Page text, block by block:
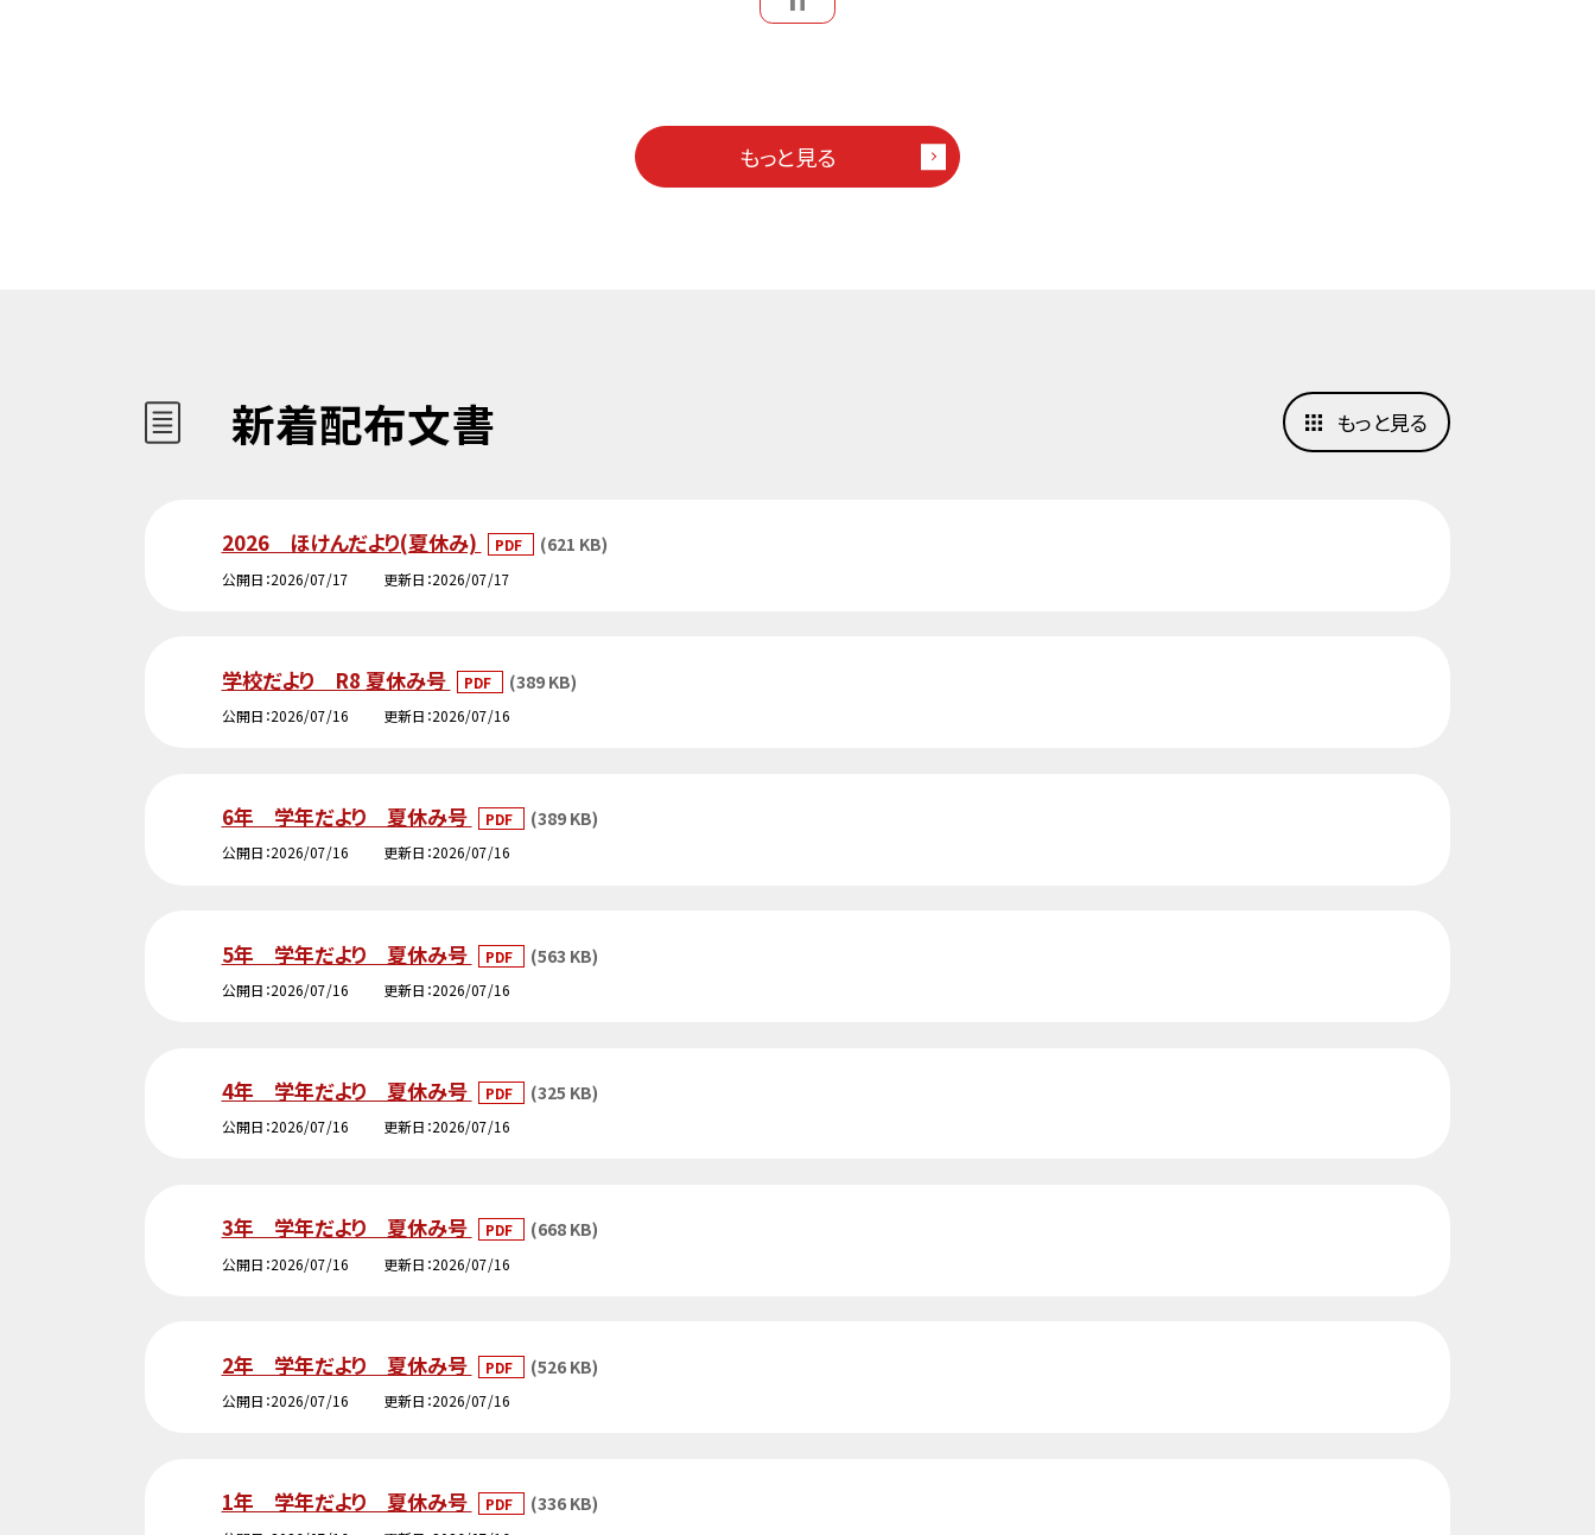
もっと見る
新着配布文書
2026 ほけんだより(夏休み) PDF (621 KB)
公開日 2026/07/17 更新日 2026/07/17
学校だより R8 夏休み号 PDF (389 KB)
公開日 2026/07/16 更新日 2026/07/16
6年 学年だより 夏休み号 PDF (389 KB)
公開日 2026/07/16 更新日 2026/07/16
5年 学年だより 夏休み号 PDF (563 KB)
公開日 2026/07/16 更新日 2026/07/16
4年 学年だより 夏休み号 PDF (325 KB)
公開日 2026/07/16 更新日 2026/07/16
3年 学年だより 夏休み号 PDF (668 KB)
公開日 2026/07/16 更新日 2026/07/16
2年 学年だより 夏休み号 PDF (526 KB)
公開日 2026/07/16 更新日 2026/07/16
1年 学年だより 夏休み号 PDF (336 KB)
もっと見る